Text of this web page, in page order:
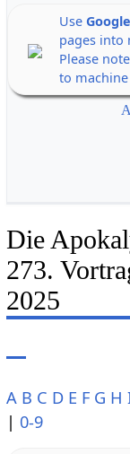
Use
pages into
Please
to
Die
273.
2025
A B C D E F G H
| 0-9